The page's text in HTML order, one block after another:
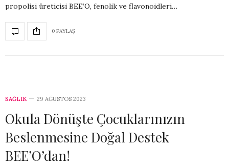
propolisi üreticisi BEE’O, fenolik ve flavonoidleri…
0 PAYLAŞ
SAĞLIK 29 AĞUSTOS 2023
Okula Dönüşte Çocuklarınızın
Beslenmesine Doğal Destek
BEE’O’dan!